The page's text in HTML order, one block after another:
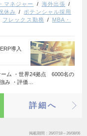
マネジャー
海外出張
休み
ポテンシャル採用
フレックス勤務
MBA・
導入
ーム ・世界24拠点 6000名の
み ・評価…
詳細へ
掲載期間 26/07/18～26/08/06